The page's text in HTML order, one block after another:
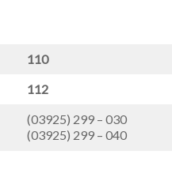
110
112
(03925) 299 – 030
(03925) 299 – 040